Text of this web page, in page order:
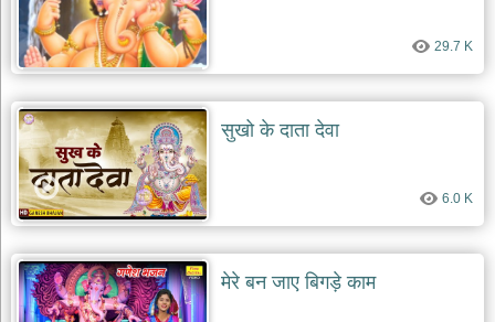
29.7 K
सुखो के दाता देवा
6.0 K
मेरे बन जाए बिगड़े काम